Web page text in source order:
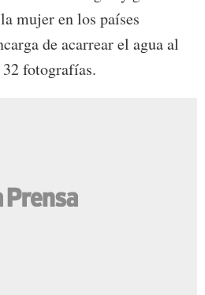
mujer en los países
de acarrear el agua al
fotografías.